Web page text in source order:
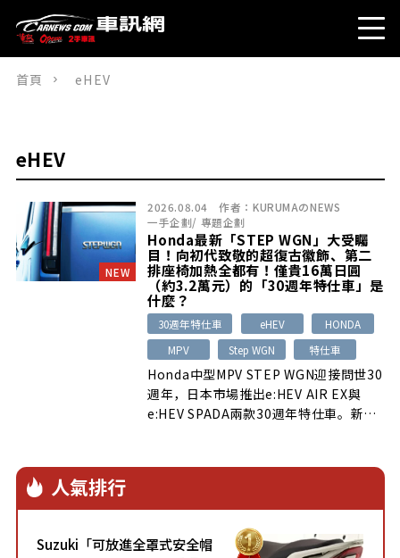
首頁 eHEV
eHEV
NEW
2026.08.04 作者： KURUMAのNEWS
一手企劃/ 專題企劃
Honda最新「STEP WGN」大受矚
目！向初代致敬的超復古徽飾、第二
排座椅加熱全都有！僅貴16萬日圓
（約3.2萬元）的「30週年特仕車」是
什麼？
30週年特仕車 eHEV
HONDA
MPV
Step WGN 特仕車
Honda中型MPV STEP WGN迎接問世30
週年，日本市場推出e:HEV AIR EX與
e:HEV SPADA兩款30週年特仕車。新車
式遠光燈、多視角攝影系統與倒車出庫輔
力。
人氣排行
Suzuki「可放進全罩式安全帽